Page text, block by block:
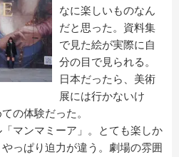
なに楽しいものなん
だと思った。資料集
で見た絵が実際に自
分の目で見られる。
日本だったら、美術
展には行かないけ
の体験だった。
マンマミーア」。とても楽しか
っぱり迫力が違う。劇場の雰囲